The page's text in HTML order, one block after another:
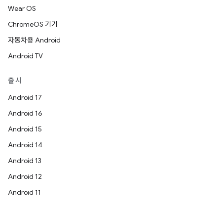
Wear OS
ChromeOS 기기
자동차용 Android
Android TV
출시
Android 17
Android 16
Android 15
Android 14
Android 13
Android 12
Android 11